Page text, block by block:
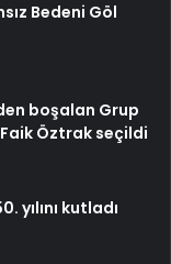
Bedeni Göl
boşalan Grup
Öztrak seçildi
yılını kutladı